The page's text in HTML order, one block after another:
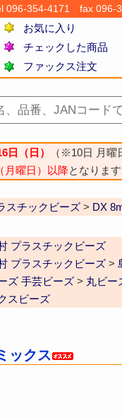
096-354-4171 fax 096-
お気に入り
チェックした商品
ファックス注文
日（日） （※10日 月
月曜日）以降となりま
スチックビーズ > DX
プラスチックビーズ
プラスチックビーズ >
ズ 手芸ビーズ > 丸ビー
スビーズ
ックス